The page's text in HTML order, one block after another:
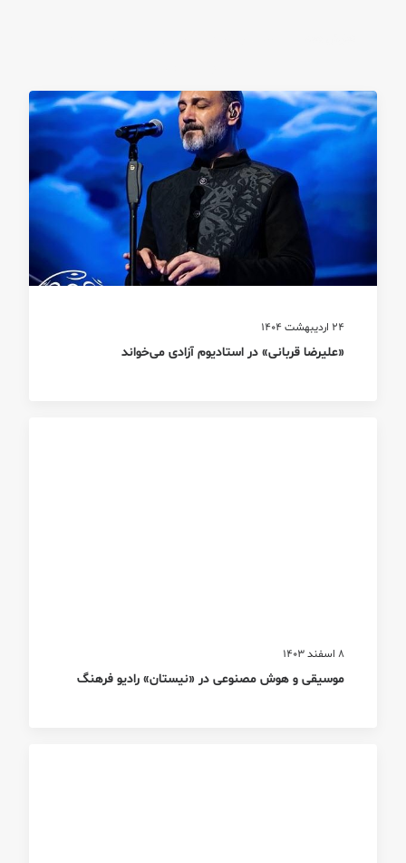
24 اردیبهشت 1404
«علیرضا قربانی» در استادیوم آزادی می‌خواند
8 اسفند 1403
موسیقی و هوش مصنوعی در «نیستان» رادیو فرهنگ